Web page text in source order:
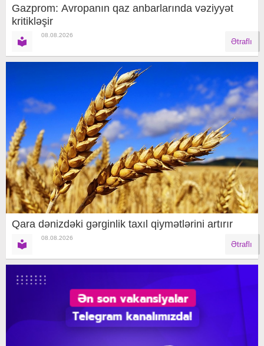
Gazprom: Avropanın qaz anbarlarında vəziyyət
kritikləşir
08.08.2026
Ətraflı
Qara dənizdəki gərginlik taxıl qiymətlərini artırır
08.08.2026
Ətraflı